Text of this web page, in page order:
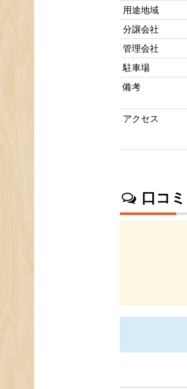
用途地域
分譲会社
管理会社
駐車場
備考
アクセス
口コ